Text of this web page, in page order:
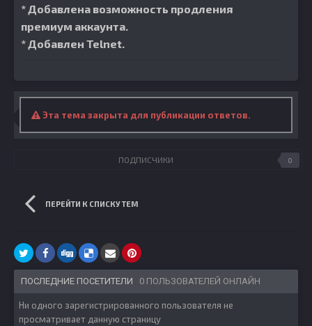
* Добавлена возможность продления
премиум аккаунта.
* Добавлен Telnet.
Эта тема закрыта для публикации ответов.
ПОДПИСЧИКИ 0
ПЕРЕЙТИ К СПИСКУ ТЕМ
ПОСЛЕДНИЕ ПОСЕТИТЕЛИ 0 ПОЛЬЗОВАТЕЛЕЙ ОНЛАЙН
Ни одного зарегистрированного пользователя не
просматривает данную страницу